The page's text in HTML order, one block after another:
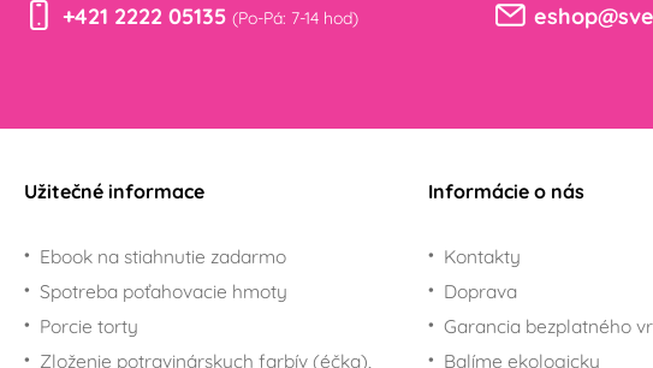
+421 2222 05135 (Po-Pá: 7-14 hod)
Užitečné informace
Ebook na stiahnutie zadarmo
Spotreba poťahovacie hmoty
Porcie torty
Zloženie potravinárskych farbív (éčka),
Informácie o nás
Kontakty
Doprava
Garancia bezplatného
Balíme ekologicky